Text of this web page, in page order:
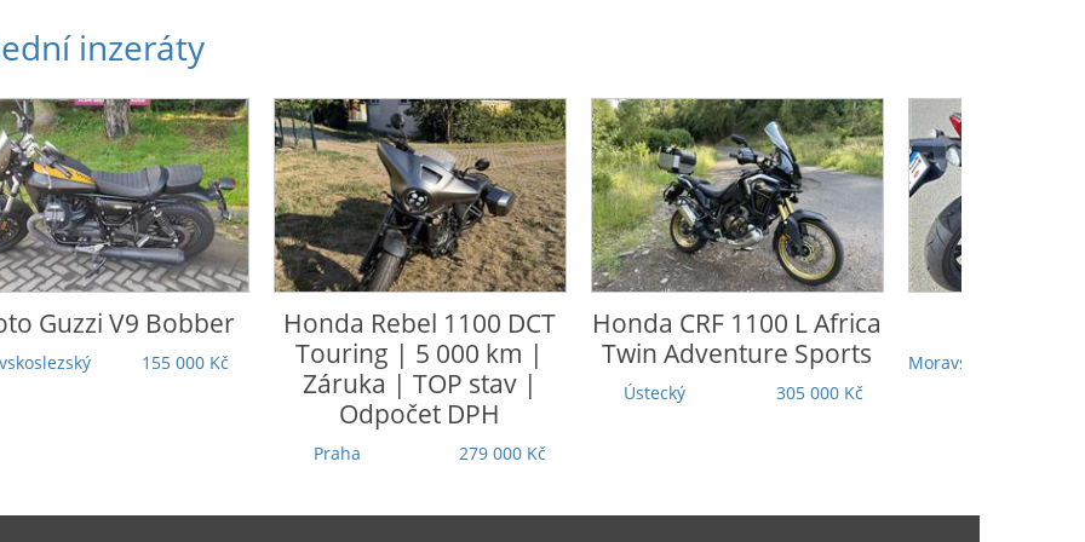
inzeráty
GuzziV9 Bobber
155 000 Kč
HondaRebel 1100 DCT
Touring | 5 000 km |
Záruka | TOP stav |
Odpočet DPH
Praha 279 000 Kč
HondaCRF 1100 L Africa
Twin Adventure Sports
Ústecký 305 000 Kč
Moravskoslezský